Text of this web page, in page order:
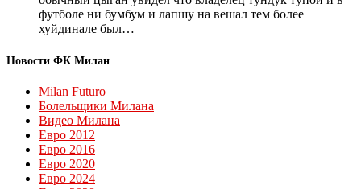
футболе ни бумбум и лапшу на вешал тем более
хуйдинале был…
Новости ФК Милан
Milan Futuro
Болельщики Милана
Видео Милана
Евро 2012
Евро 2016
Евро 2020
Евро 2024